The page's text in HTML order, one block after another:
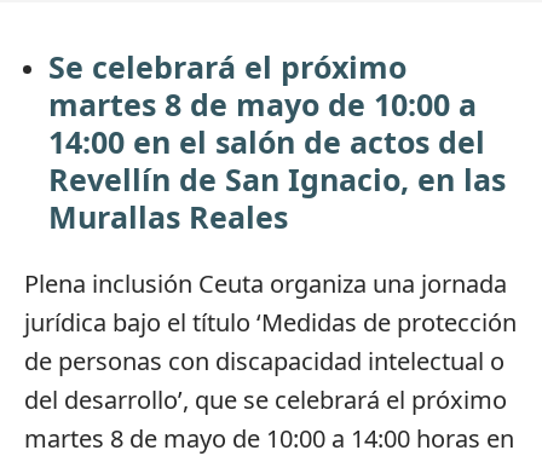
Se celebrará el próximo
martes 8 de mayo de 10:00 a
14:00 en el salón de actos del
Revellín de San Ignacio, en las
Murallas Reales
Plena inclusión Ceuta organiza una jornada
jurídica bajo el título ‘Medidas de protección
de personas con discapacidad intelectual o
del desarrollo’, que se celebrará el próximo
martes 8 de mayo de 10:00 a 14:00 horas en